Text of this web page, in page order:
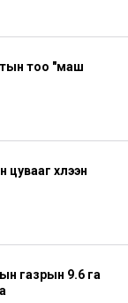
тоо "маш
хүлээн
газрын 9.6 га